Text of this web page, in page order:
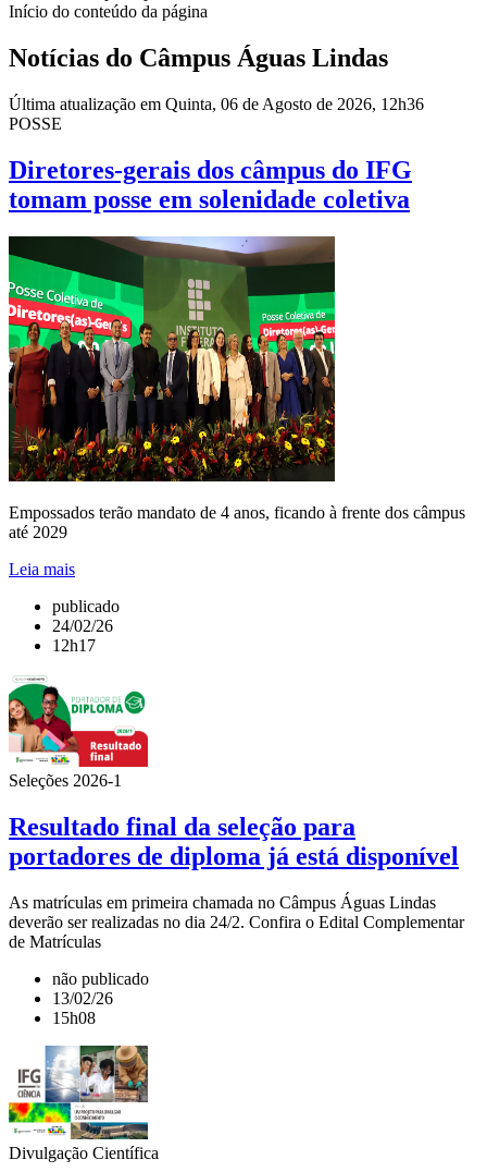
Início do conteúdo da página
Notícias do Câmpus Águas Lindas
Última atualização em Quinta, 06 de Agosto de 2026, 12h36
POSSE
Diretores-gerais dos câmpus do IFG
tomam posse em solenidade coletiva
Empossados terão mandato de 4 anos, ficando à frente dos câmpus
até 2029
Leia mais
publicado
24/02/26
12h17
Seleções 2026-1
Resultado final da seleção para
portadores de diploma já está disponível
As matrículas em primeira chamada no Câmpus Águas Lindas
deverão ser realizadas no dia 24/2. Confira o Edital Complementar
de Matrículas
não publicado
13/02/26
15h08
Divulgação Científica